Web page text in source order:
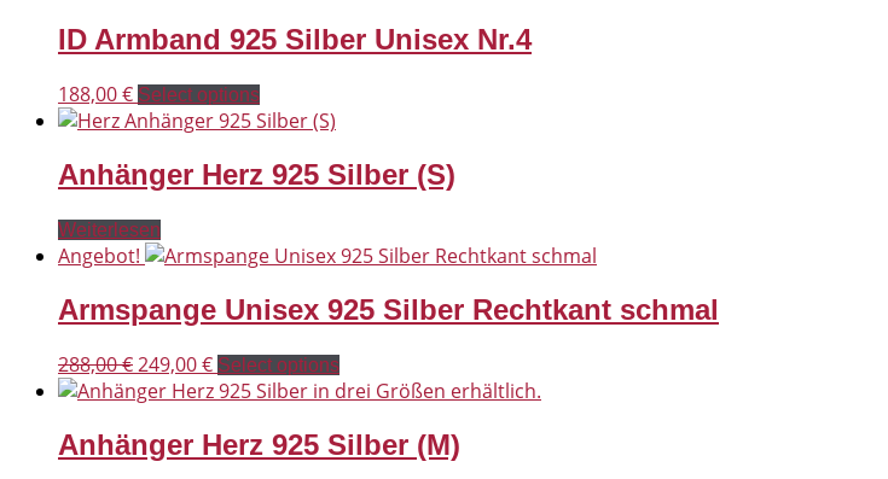
408,00 €399,00 €.
ID Armband 925 Silber Unisex Nr.4
188,00€ Select options
Anhänger Herz 925 Silber (S)
Weiterlesen
Angebot!
Armspange Unisex 925 Silber Rechtkant schmal
288,00€ Ursprünglicher
Preis
288,00 €
249,00€Aktueller
Preis
249,00 €.
Select options
Anhänger Herz 925 Silber (M)